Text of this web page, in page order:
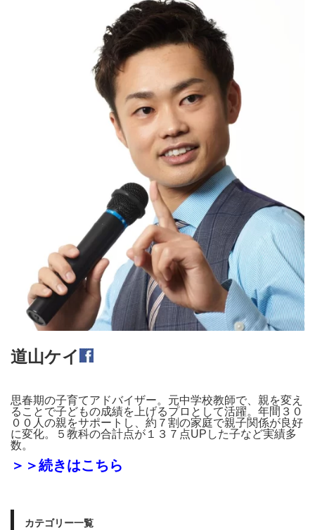
道山ケイ
思春期の子育てアドバイザー。元中学校教師で、親を変え
ることで子どもの成績を上げるプロとして活躍。年間３０
００人の親をサポートし、約７割の家庭で親子関係が良好
に変化。５教科の合計点が１３７点UPした子など実績多
数。
＞＞続きはこちら
カテゴリー一覧